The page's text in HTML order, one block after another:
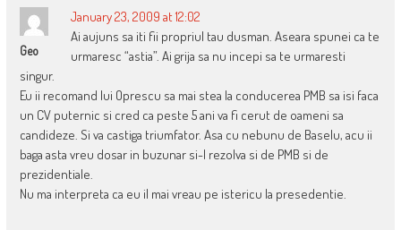
Geo
January 23, 2009 at 12:02
Ai aujuns sa iti fii propriul tau dusman. Aseara spunei ca te
urmaresc “astia”. Ai grija sa nu incepi sa te urmaresti
singur.
Eu ii recomand lui Oprescu sa mai stea la conducerea PMB sa isi faca
un CV puternic si cred ca peste 5 ani va fi cerut de oameni sa
candideze. Si va castiga triumfator. Asa cu nebunu de Baselu, acu ii
baga asta vreu dosar in buzunar si-l rezolva si de PMB si de
prezidentiale.
Nu ma interpreta ca eu il mai vreau pe istericu la presedentie.